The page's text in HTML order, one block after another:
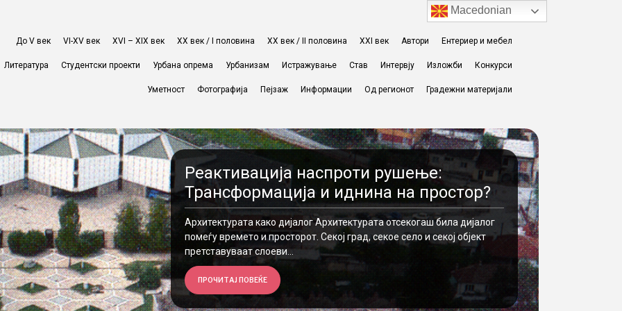
До V век VI-XV век XVI – XIX век ХХ век / I половина ХХ век / II половина XXI век Автори Ентериер и мебел
Литература Студентски проекти Урбана опрема Урбанизам Истражување Став Интервју Изложби Конкурси
Уметност Фотографија Пејзаж Информации Од регионот Градежни материјали
Реактивација наспроти рушење:
Трансформација и иднина на простор?
Архитектурата како дијалог Архитектурата отсекогаш била дијалог
помеѓу времето и просторот. Секој град, секое село и секој објект
претставуваат слоеви...
ПРОЧИТАЈ ПОВЕЌЕ
Macedonian